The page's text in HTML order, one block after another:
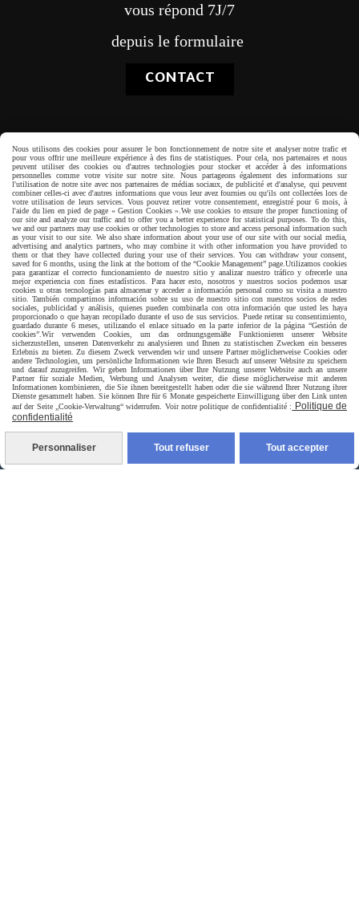
vous répond 7J/7
depuis le formulaire
CONTACT
Paiement sécurisé
Livraison rapide
Nous utilisons des cookies pour assurer le bon fonctionnement de notre site et analyser notre trafic et
pour vous offrir une meilleure expérience à des fins de statistiques. Pour cela, nos partenaires et nous
peuvent utiliser des cookies ou d'autres technologies pour stocker et accéder à des informations
personnelles comme votre visite sur notre site. Nous partageons également des informations sur
l'utilisation de notre site avec nos partenaires de médias sociaux, de publicité et d'analyse, qui peuvent
combiner celles-ci avec d'autres informations que vous leur avez fournies ou qu'ils ont collectées lors de
votre utilisation de leurs services. Vous pouvez retirer votre consentement, enregistré pour 6 mois, à
l'aide du lien en pied de page « Gestion Cookies ». We use cookies to ensure the proper functioning of
our site and analyze our traffic and to offer you a better experience for statistical purposes. To do this,
we and our partners may use cookies or other technologies to store and access personal information such
as your visit to our site. We also share information about your use of our site with our social media,
advertising and analytics partners, who may combine it with other information you have provided to
them or that they have collected during your use of their services. You can withdraw your consent,
saved for 6 months, using the link at the bottom of the “Cookie Management” page. Utilizamos cookies
para garantizar el correcto funcionamiento de nuestro sitio y analizar nuestro tráfico y ofrecerle una
mejor experiencia con fines estadísticos. Para hacer esto, nosotros y nuestros socios podemos usar
cookies u otras tecnologías para almacenar y acceder a información personal como su visita a nuestro
sitio. También compartimos información sobre su uso de nuestro sitio con nuestros socios de redes
sociales, publicidad y análisis, quienes pueden combinarla con otra información que usted les haya
proporcionado o que hayan recopilado durante el uso de sus servicios. Puede retirar su consentimiento,
guardado durante 6 meses, utilizando el enlace situado en la parte inferior de la página “Gestión de
cookies”. Wir verwenden Cookies, um das ordnungsgemäße Funktionieren unserer Website
sicherzustellen, unseren Datenverkehr zu analysieren und Ihnen zu statistischen Zwecken ein besseres
Erlebnis zu bieten. Zu diesem Zweck verwenden wir und unsere Partner möglicherweise Cookies oder
andere Technologien, um persönliche Informationen wie Ihren Besuch auf unserer Website zu speichern
und darauf zuzugreifen. Wir geben Informationen über Ihre Nutzung unserer Website auch an unsere
Partner für soziale Medien, Werbung und Analysen weiter, die diese möglicherweise mit anderen
Informationen kombinieren, die Sie ihnen bereitgestellt haben oder die sie während Ihrer Nutzung ihrer
Dienste gesammelt haben. Sie können Ihre für 6 Monate gespeicherte Einwilligung über den Link unten
auf der Seite „Cookie-Verwaltung“ widerrufen. Voir notre politique de confidentialité :
Politique de
confidentialité
Personnaliser Tout refuser Tout accepter